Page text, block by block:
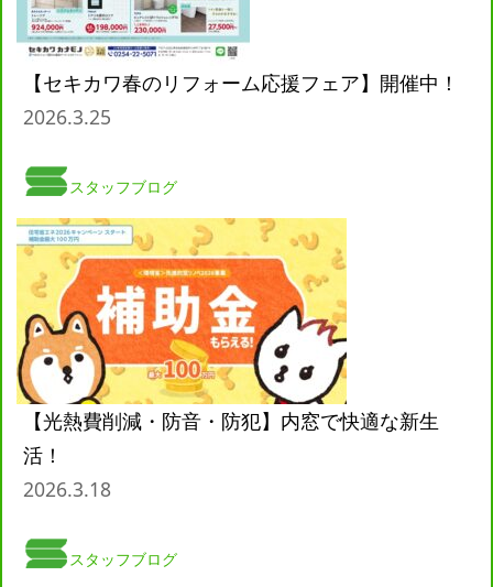
【セキカワ春のリフォーム応援フェア】開催中！
2026.3.25
スタッフブログ
【光熱費削減・防音・防犯】内窓で快適な新生
活！
2026.3.18
スタッフブログ